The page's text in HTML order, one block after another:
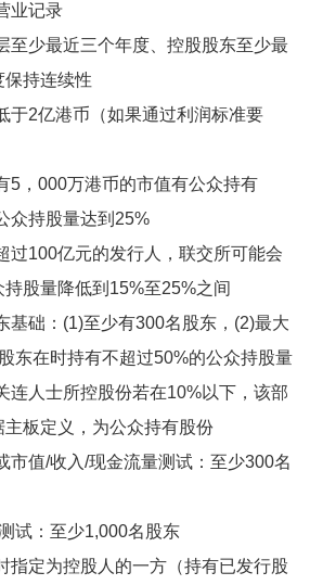
业记录
至少最近三个年度、控股股东至少最
保持连续性
于2亿港币（如果通过利润标准要
5，000万港币的市值有公众持有
众持股量达到25%
过100亿元的发行人，联交所可能会
持股量降低到15%至25%之间
基础：(1)至少有300名股东，(2)最大
东在时持有不超过50%的公众持股量
连人士所控股份若在10%以下，该部
主板定义，为公众持有股份
市值/收入/现金流量测试：至少300名
试：至少1,000名股东
指定为控股人的一方（持有已发行股